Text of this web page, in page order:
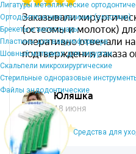
Лигатуры металлические
Ортодонтические резинки (эластики)
Брекеты и аксессуары
Пластины для вакуумформера
Шовный материал для хирургии
Скальпели микрохирургические
Стерильные одноразовые
Файлы эндодонтические
Средства для